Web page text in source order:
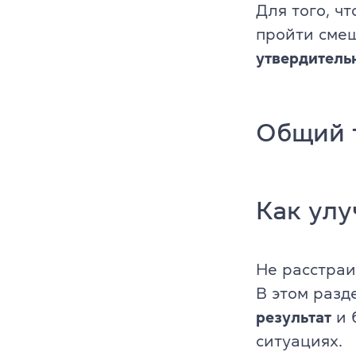
Для того,
пройти
Общий
Как
Не
В этом
результат и
ситуациях.